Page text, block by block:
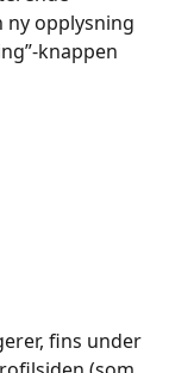
ny opplysning
knappen
fins under